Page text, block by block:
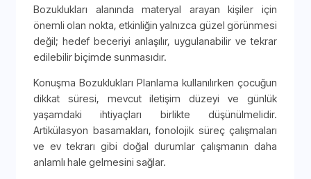
Bozuklukları alanında materyal arayan kişiler için
önemli olan nokta, etkinliğin yalnızca güzel görünmesi
değil; hedef beceriyi anlaşılır, uygulanabilir ve tekrar
edilebilir biçimde sunmasıdır.
Konuşma Bozuklukları Planlama kullanılırken çocuğun
dikkat süresi, mevcut iletişim düzeyi ve günlük
yaşamdaki ihtiyaçları birlikte düşünülmelidir.
Artikülasyon basamakları, fonolojik süreç çalışmaları
ve ev tekrarı gibi doğal durumlar çalışmanın daha
anlamlı hale gelmesini sağlar.